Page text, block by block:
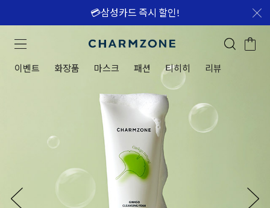
💳삼성카드 즉시 할인!
이벤트 화장품 마스크 패션 티히히 리뷰